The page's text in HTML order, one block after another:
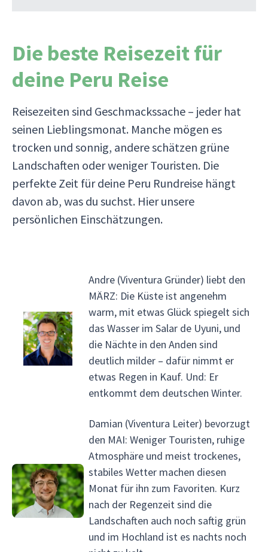
Die beste Reisezeit für
deine Peru Reise
Reisezeiten sind Geschmackssache – jeder hat
seinen Lieblingsmonat. Manche mögen es
trocken und sonnig, andere schätzen grüne
Landschaften oder weniger Touristen. Die
perfekte Zeit für deine Peru Rundreise hängt
davon ab, was du suchst. Hier unsere
persönlichen Einschätzungen.
Andre (Viventura Gründer) liebt den
MÄRZ: Die Küste ist angenehm
warm, mit etwas Glück spiegelt sich
das Wasser im Salar de Uyuni, und
die Nächte in den Anden sind
deutlich milder – dafür nimmt er
etwas Regen in Kauf. Und: Er
entkommt dem deutschen Winter.
Damian (Viventura Leiter) bevorzugt
den MAI: Weniger Touristen, ruhige
Atmosphäre und meist trockenes,
stabiles Wetter machen diesen
Monat für ihn zum Favoriten. Kurz
nach der Regenzeit sind die
Landschaften auch noch saftig grün
und im Hochland ist es nachts noch